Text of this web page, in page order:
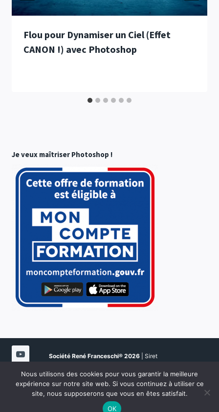
Flou pour Dynamiser un Ciel (Effet
CANON !) avec Photoshop
Je veux maîtriser Photoshop !
Société René Franceschi®2026 | Siret
N° Datadock 0076926 |Mentions légales |Documents
formations| MàJ Mars 2026
Nous utilisons des cookies pour vous garantir la meilleure
expérience sur notre site web. Si vous continuez à utiliser ce
site, nous supposerons que vous en êtes satisfait.
OK